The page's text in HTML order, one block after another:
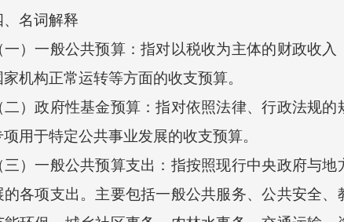
名词解释
一般公共预算：指对以税收为主体的财政收入
机构正常运转等方面的收支预算。
政府性基金预算：指对依照法律、行政法规的
用于特定公共事业发展的收支预算。
一般公共预算支出：指按照现行中央政府与地
的各项支出。主要包括一般公共服务、公共安全